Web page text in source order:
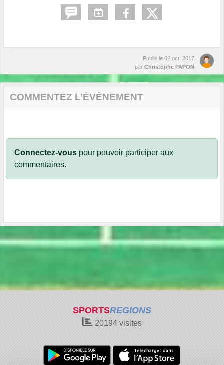
Publié le 02 oct. 2017
par Christophe PAPON
COMMENTEZ L’ÉVÈNEMENT
Connectez-vous pour pouvoir participer aux
commentaires.
SPORTSREGIONS
20194visites